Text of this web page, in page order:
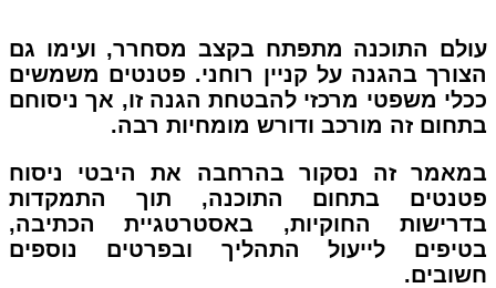
עולם התוכנה מתפתח בקצב מסחרר, ועימו גם
הצורך בהגנה על קניין רוחני. פטנטים משמשים
ככלי משפטי מרכזי להבטחת הגנה זו, אך ניסוחם
בתחום זה מורכב ודורש מומחיות רבה.
במאמר זה נסקור בהרחבה את היבטי ניסוח
פטנטים בתחום התוכנה, תוך התמקדות
בדרישות החוקיות, באסטרטגיית הכתיבה,
בטיפים לייעול התהליך ובפרטים נוספים
חשובים.